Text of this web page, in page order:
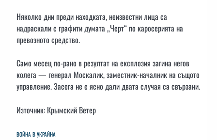
Няколко дни преди находката, неизвестни лица са
надраскали с графити думата „Черт“ по каросерията на
превозното средство.
Само месец по-рано в резултат на експлозия загина негов
колега — генерал Москалик, заместник-началник на същото
управление. Засега не е ясно дали двата случая са свързани.
Източник: Крымский Ветер
ВОЙНА В УКРАЙНА